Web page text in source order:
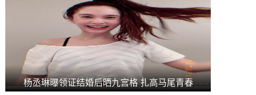
杨丞琳曝领证结婚后晒九宫格 扎高马尾青春